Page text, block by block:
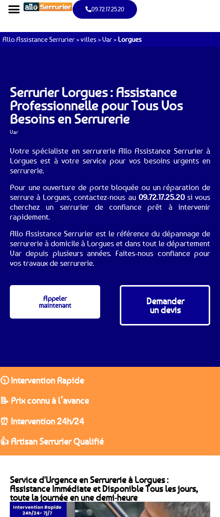
09.72.17.25.20
Allo Assistance Serrurier >villes >Var > Lorgues
Serrurier Lorgues : Assistance
Professionnelle pour Tous Vos
Besoins en Serrurerie
Var
Votre spécialiste en serrurerie Allo Assistance Serrurier à
Lorgues est à votre service pour vos besoins urgents en
serrurerie.
Pour une ouverture de porte bloquée ou un réparation de
serrure à Lorgues, contactez-nous au 09.72.17.25.20si vous
cherchez un serrurier de confiance prêt à intervenir
rapidement.
Allo Assistance Serrurier est le référence du dépannage de
serrurerie à domicile à Lorgues et dans tout le département
Var depuis plusieurs années. Faites-nous confiance pour
vos travaux de serrurerie.
Appeler
maintenant
Demander
un devis
🕥 Intervention Rapide
📝 Prix connu à l’avance
⏰ Intervention 24h/24
👍 Artisan Serrurier Qualifié
Service d'Urgence en Serrurerie à Lorgues :
Assistance Immédiate et Disponible Tous les jours,
toute la journée en une demi-heure